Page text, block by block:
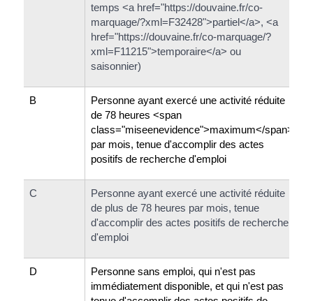
temps <a href="https://douvaine.fr/co-
marquage/?xml=F32428">partiel</a>, <a
href="https://douvaine.fr/co-marquage/?
xml=F11215">temporaire</a> ou
saisonnier)
B
Personne ayant exercé une activité réduite
de 78 heures <span
class="miseenevidence">maximum</span>
par mois, tenue d'accomplir des actes
positifs de recherche d'emploi
C
Personne ayant exercé une activité réduite
de plus de 78 heures par mois, tenue
d'accomplir des actes positifs de recherche
d'emploi
D
Personne sans emploi, qui n'est pas
immédiatement disponible, et qui n'est pas